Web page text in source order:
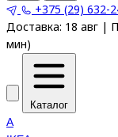
+375 (29) 632-
Доставка: 18 авг |
мин)
Каталог
A